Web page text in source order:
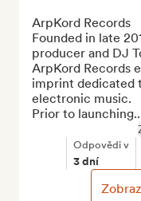
ArpKord Records
Founded in late
producer and DJ
ArpKord Records
imprint dedicated
electronic music.
Prior to
Odpovědi v
3 dní